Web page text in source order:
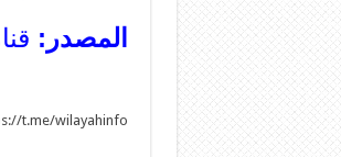
المصدر:
t.me/wilayahinfo